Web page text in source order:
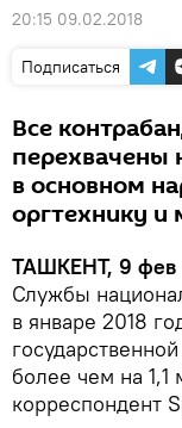
20:15 09.02.2018
Подписаться
Все
перехвачены
в основном
оргтехнику
ТАШКЕНТ, 9 фев
Службы
в январе 2018
более чем на
корреспондент